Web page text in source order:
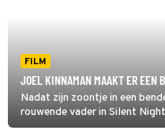
FILM
JOEL KINNAMAN MAAKT ER EEN
Nadat zijn zoontje in een
rouwende vader in Silent
maar bloedrood.